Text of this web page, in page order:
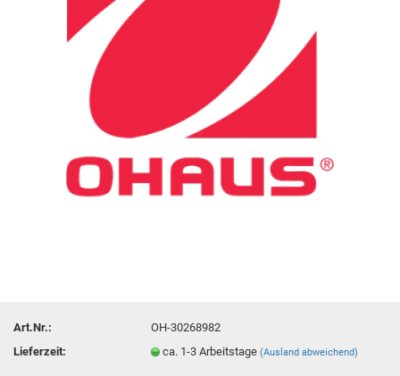
Art.Nr.:
OH-30268982
Lieferzeit:
ca. 1-3 Arbeitstage(Ausland abweichend)